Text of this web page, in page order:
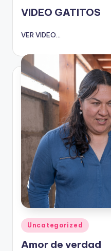
en
VIDEO GATITOS
VER VIDEO...
Publicado
en
Uncategorized
Amor de verdad